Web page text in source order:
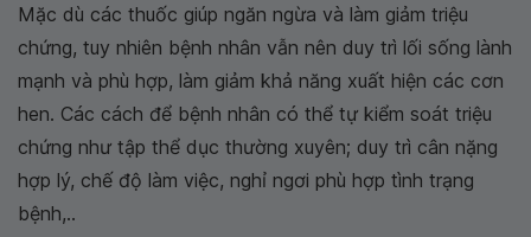
Mặc dù các thuốc giúp ngăn ngừa và làm giảm triệu
chứng, tuy nhiên bệnh nhân vẫn nên duy trì lối sống lành
mạnh và phù hợp, làm giảm khả năng xuất hiện các cơn
hen. Các cách để bệnh nhân có thể tự kiểm soát triệu
chứng như tập thể dục thường xuyên; duy trì cân nặng
hợp lý, chế độ làm việc, nghỉ ngơi phù hợp tình trạng
bệnh,..